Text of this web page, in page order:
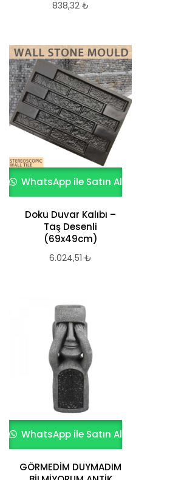
838,32 ₺
WhatsApp ile Satın Al
Doku Duvar Kalıbı –
Taş Desenli
(69x49cm)
6.024,51 ₺
WhatsApp ile Satın Al
GÖRMEDİM DUYMADIM